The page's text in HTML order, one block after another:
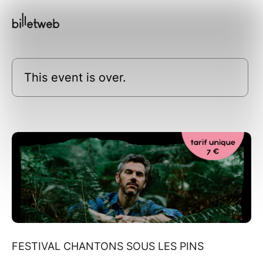
This event is over.
FESTIVAL CHANTONS SOUS LES PINS